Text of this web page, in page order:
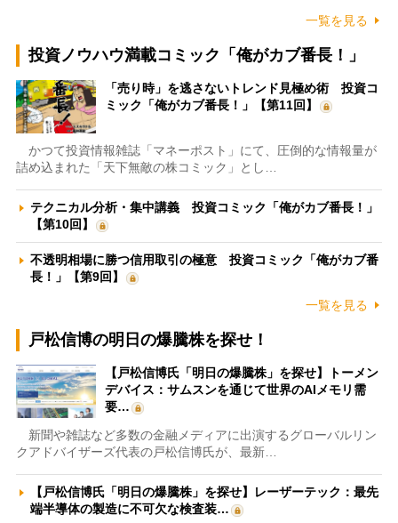
一覧を見る
投資ノウハウ満載コミック「俺がカブ番長！」
「売り時」を逃さないトレンド見極め術 投資コ
ミック「俺がカブ番長！」【第11回】
かつて投資情報雑誌「マネーポスト」にて、圧倒的な情報量が
詰め込まれた「天下無敵の株コミック」とし…
テクニカル分析・集中講義 投資コミック「俺がカブ番長！」
【第10回】
不透明相場に勝つ信用取引の極意 投資コミック「俺がカブ番
長！」【第9回】
一覧を見る
戸松信博の明日の爆騰株を探せ！
【戸松信博氏「明日の爆騰株」を探せ】トーメン
デバイス：サムスンを通じて世界のAIメモリ需
要…
新聞や雑誌など多数の金融メディアに出演するグローバルリン
クアドバイザーズ代表の戸松信博氏が、最新…
【戸松信博氏「明日の爆騰株」を探せ】レーザーテック：最先
端半導体の製造に不可欠な検査装…